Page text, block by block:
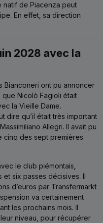
de Piacenza peut
En effet, sa direction
2028 avec la
Bianconeri ont pu annoncer
Nicolò Fagioli était
la Vieille Dame.
dire qu’il était très important
Allegri. Il avait pu
cinq des sept premières
le club piémontais,
et six passes décisives. Il
d’euros par Transfermarkt
va certainement
les prochains mois. Il
niveau, pour récupérer